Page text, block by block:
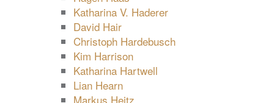
Katharina V. Haderer
David Hair
Christoph Hardebusch
Kim Harrison
Katharina Hartwell
Lian Hearn
Markus Heitz